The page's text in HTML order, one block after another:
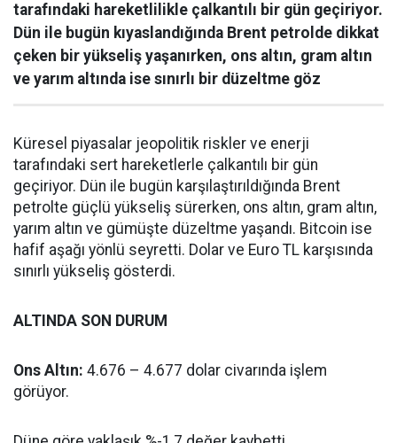
tarafındaki hareketlilikle çalkantılı bir gün geçiriyor.
Dün ile bugün kıyaslandığında Brent petrolde dikkat
çeken bir yükseliş yaşanırken, ons altın, gram altın
ve yarım altında ise sınırlı bir düzeltme göz
Küresel piyasalar jeopolitik riskler ve enerji
tarafındaki sert hareketlerle çalkantılı bir gün
geçiriyor. Dün ile bugün karşılaştırıldığında Brent
petrolte güçlü yükseliş sürerken, ons altın, gram altın,
yarım altın ve gümüşte düzeltme yaşandı. Bitcoin ise
hafif aşağı yönlü seyretti. Dolar ve Euro TL karşısında
sınırlı yükseliş gösterdi.
ALTINDA SON DURUM
Ons Altın: 4.676 – 4.677 dolar civarında işlem
görüyor.